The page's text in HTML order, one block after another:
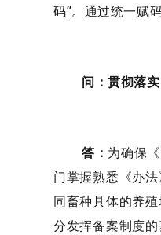
码”。通过统一赋
问：贯彻落
答： 为确保
门掌握熟悉 《办法
同畜种具体的养
分发挥备案制度